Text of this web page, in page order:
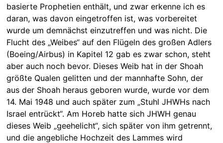
basierte Prophetien enthält, und zwar erkenne ich es
daran, was davon eingetroffen ist, was vorbereitet
wurde um demnächst einzutreffen und was nicht. Die
Flucht des „Weibes“ auf den Flügeln des großen Adlers
(Boeing/Airbus) in Kapitel 12 gab es zwar schon, steht
aber auch noch bevor. Dieses Weib hat in der Shoah
größte Qualen gelitten und der mannhafte Sohn, der
aus der Shoah heraus geboren wurde, wurde vor dem
14. Mai 1948 und auch später zum „Stuhl JHWHs nach
Israel entrückt“. Am Horeb hatte sich JHWH genau
dieses Weib „geehelicht“, sich später von ihm getrennt,
und die angebliche Hochzeit des Lammes wird